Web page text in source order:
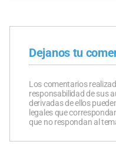
Dejanos tu
Los comentarios
responsabilidad de sus
derivadas de ellos
legales que
que no respondan al